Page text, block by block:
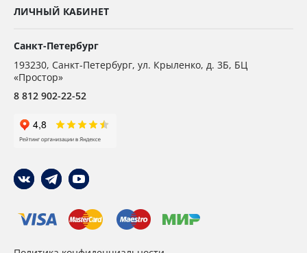
ЛИЧНЫЙ КАБИНЕТ
Санкт-Петербург
193230, Санкт-Петербург, ул. Крыленко, д. 3Б, БЦ
«Простор»
8 812 902-22-52